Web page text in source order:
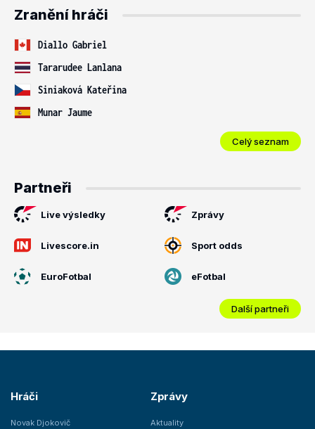
Zranění hráči
Diallo Gabriel
Tararudee Lanlana
Siniaková Kateřina
Munar Jaume
Celý seznam
Partneři
Live výsledky Zprávy
Livescore.in Sport odds
EuroFotbal eFotbal
Další partneři
Hráči
Novak Djokovič
Zprávy
Aktuality